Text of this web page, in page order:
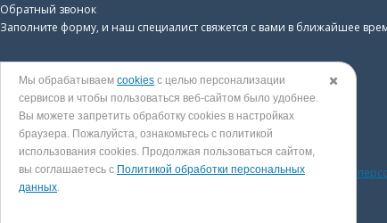
Обратный звонок
Заполните форму, и наш специалист свяжется с вами в ближайшее
Нажимая на кнопку «Отправить», вы даетеСогласие на обработку
персональных данных
✖️
Мы обрабатываем cookies с целью персонализации
сервисов и чтобы пользоваться веб-сайтом было удобнее.
Вы можете запретить обработку сookies в настройках
браузера. Пожалуйста, ознакомьтесь с политикой
использования cookies. Продолжая пользоваться сайтом,
вы соглашаетесь с Политикой обработки персональных
данных.